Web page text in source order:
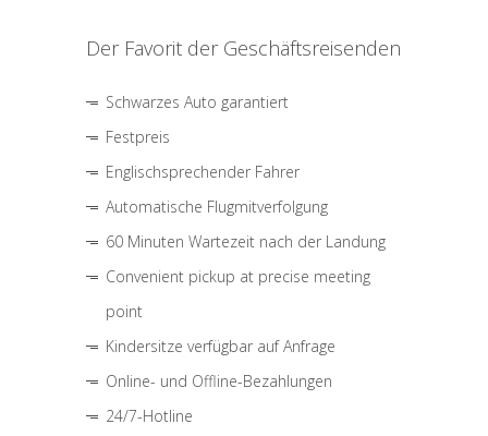
Der Favorit der Geschäftsreisenden
Schwarzes Auto garantiert
Festpreis
Englischsprechender Fahrer
Automatische Flugmitverfolgung
60 Minuten Wartezeit nach der Landung
Convenient pickup at precise meeting
point
Kindersitze verfügbar auf Anfrage
Online- und Offline-Bezahlungen
24/7-Hotline